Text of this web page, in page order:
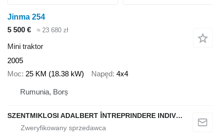
Jinma 254
5 500 €
≈ 23 680 zł
Mini traktor
2005
Moc 25 KM (18.38 kW) Napęd 4x4
Rumunia, Borș
SZENTMIKLOSI ADALBERT ÎNTREPRINDERE INDIVIDUALĂ